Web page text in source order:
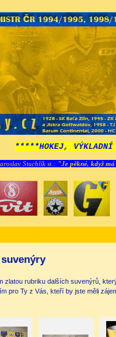
*****HOKEJ,
Stuchlík st.: "Je pěkné, když
zlatou rubriku dalších suvenýrů,
pro Ty z Vás, kteří by jste měli